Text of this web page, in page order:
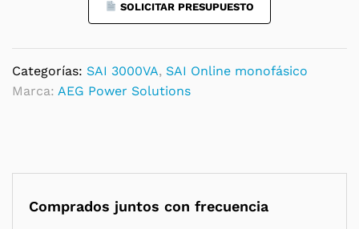
SOLICITAR PRESUPUESTO
Categorías: SAI 3000VA, SAI Online monofásico
Marca: AEG Power Solutions
Comprados juntos con frecuencia